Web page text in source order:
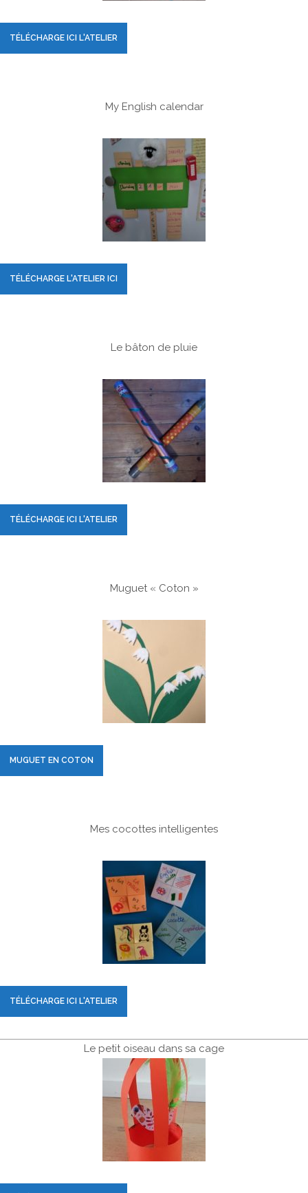
TÉLÉCHARGE ICI L'ATELIER
My English calendar
TÉLÉCHARGE L'ATELIER ICI
Le bâton de pluie
TÉLÉCHARGE ICI L'ATELIER
Muguet « Coton »
MUGUET EN COTON
Mes cocottes intelligentes
TÉLÉCHARGE ICI L'ATELIER
Le petit oiseau dans sa cage